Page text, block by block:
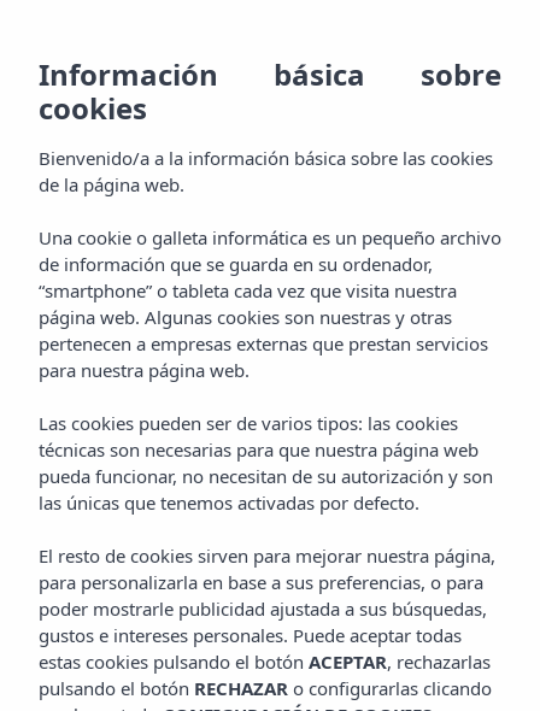
MENU
EN
FR
000
Descansa
Experimenta
Paquetes
Mímate
Aquaplus Spa
Degusta
Celebra
Eventos
Aprovecha
Contempla
Galería
Información básica sobre
cookies
Bienvenido/a a la información básica sobre las cookies
de la página web.
Una cookie o galleta informática es un pequeño archivo
de información que se guarda en su ordenador,
“smartphone” o tableta cada vez que visita nuestra
página web. Algunas cookies son nuestras y otras
pertenecen a empresas externas que prestan servicios
para nuestra página web.
Las cookies pueden ser de varios tipos: las cookies
técnicas son necesarias para que nuestra página web
pueda funcionar, no necesitan de su autorización y son
las únicas que tenemos activadas por defecto.
El resto de cookies sirven para mejorar nuestra página,
para personalizarla en base a sus preferencias, o para
poder mostrarle publicidad ajustada a sus búsquedas,
gustos e intereses personales. Puede aceptar todas
estas cookies pulsando el botón ACEPTAR, rechazarlas
pulsando el botón RECHAZAR o configurarlas clicando